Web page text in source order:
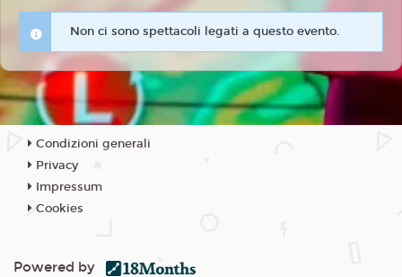
Non ci sono spettacoli legati a questo evento.
Condizioni generali
Privacy
Impressum
Cookies
Powered by